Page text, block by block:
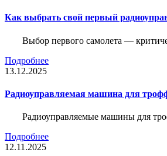
Как выбрать свой первый
Выбор первого самолета —
Подробнее
13.12.2025
Радиоуправляемая машина для
Радиоуправляемые машины для
Подробнее
12.11.2025